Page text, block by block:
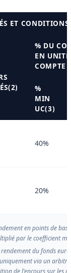
ET CONDITIONS
% DU
EN
COMPTE
%
MIN
UC(3)
40%
20%
en points de
par le coefficient
du fonds
via un
de l'encours sur les